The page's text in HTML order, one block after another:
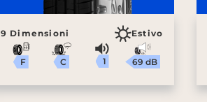
9 Dimensioni Estivo
F C 1 69 dB